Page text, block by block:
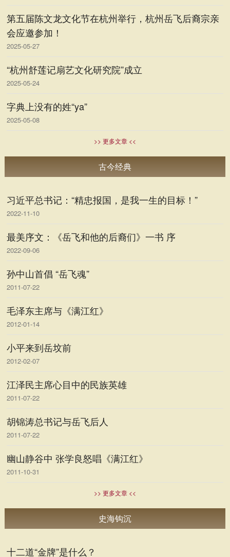
第五届陈文龙文化节在杭州举行，杭州岳飞后裔宗亲
会应邀参加！
2025-05-27
“杭州舒莲记扇艺文化研究院”成立
2025-05-24
字典上没有的姓“ya”
2025-05-08
>> 更多文章 <<
古今经典
习近平总书记：“精忠报国，是我一生的目标！”
2022-11-10
最美序文：《岳飞和他的后裔们》一书 序
2022-09-06
孙中山首倡 “岳飞魂”
2011-07-22
毛泽东主席与《满江红》
2012-01-14
小平来到岳坟前
2012-02-07
江泽民主席心目中的民族英雄
2011-07-22
胡锦涛总书记与岳飞后人
2011-07-22
幽山静谷中 张学良怒唱《满江红》
2011-10-31
>> 更多文章 <<
史海钩沉
十二道“金牌”是什么？